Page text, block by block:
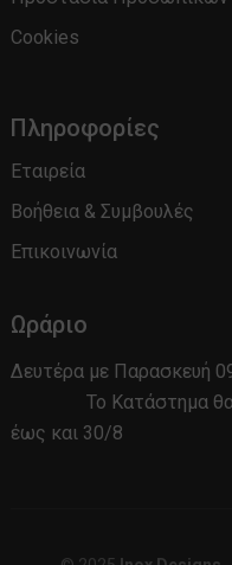
Cookies
Πληροφορίες
Εταιρεία
Βοήθεια & Συμβουλές
Επικοινωνία
Ωράριο
Δευτέρα με Παρασκευή
Το Κατάστημα θα
έως και 30/8